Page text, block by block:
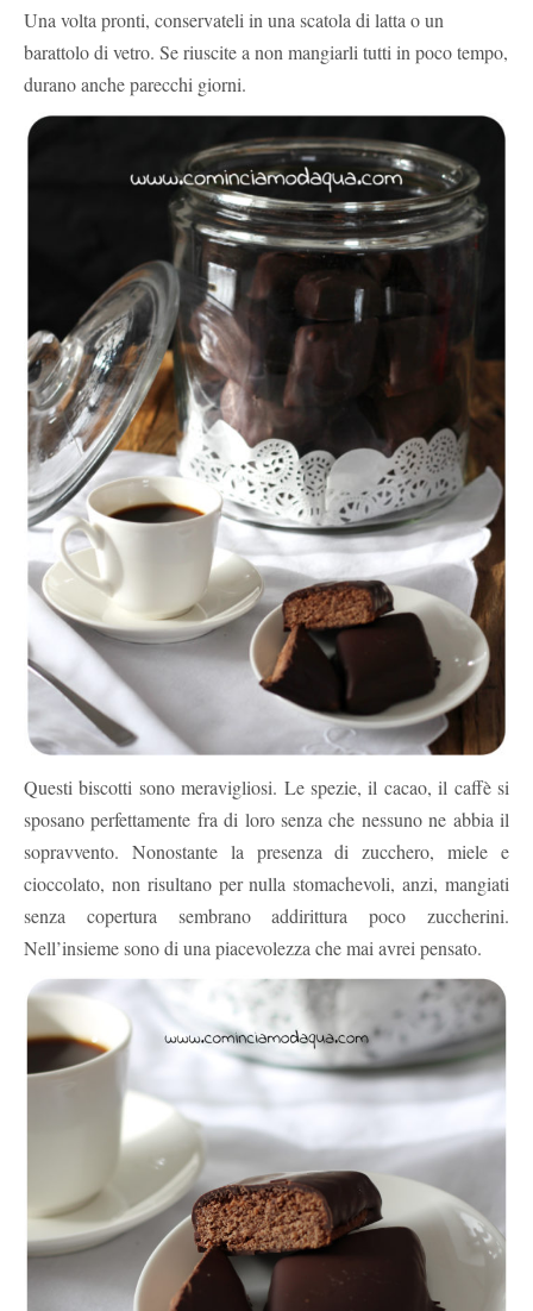
Una volta pronti, conservateli in una scatola di latta o un
barattolo di vetro. Se riuscite a non mangiarli tutti in poco tempo,
durano anche parecchi giorni.
Questi biscotti sono meravigliosi. Le spezie, il cacao, il caffè si
sposano perfettamente fra di loro senza che nessuno ne abbia il
sopravvento. Nonostante la presenza di zucchero, miele e
cioccolato, non risultano per nulla stomachevoli, anzi, mangiati
senza copertura sembrano addirittura poco zuccherini.
Nell’insieme sono di una piacevolezza che mai avrei pensato.